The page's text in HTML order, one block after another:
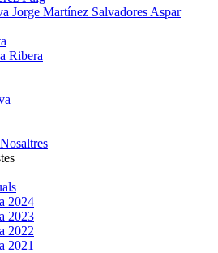
Jorge Martínez Salvadores Aspar
Ribera
2024
2023
2022
2021